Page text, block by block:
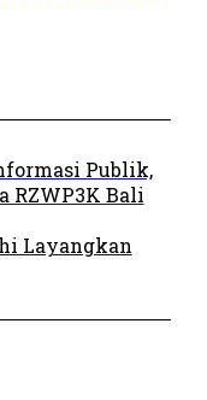
Publik,
RZWP3K Bali
Layangkan